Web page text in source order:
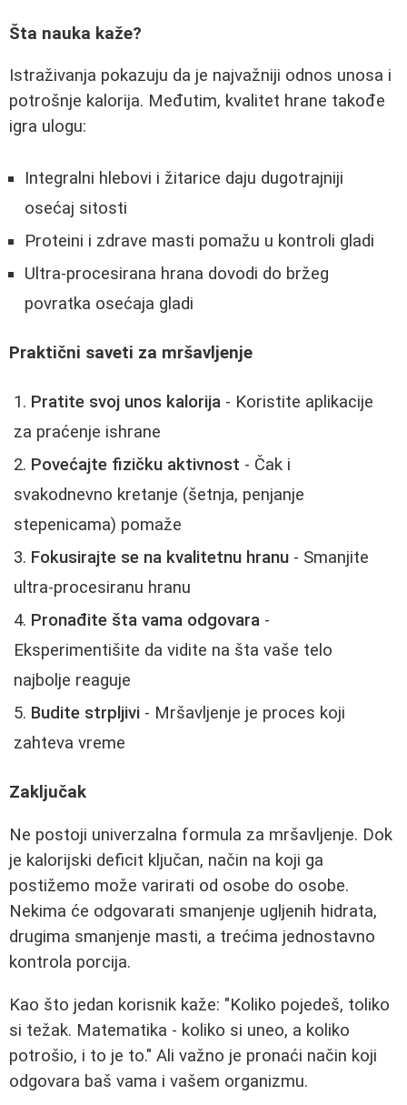
Šta nauka kaže?
Istraživanja pokazuju da je najvažniji odnos unosa i
potrošnje kalorija. Međutim, kvalitet hrane takođe
igra ulogu:
Integralni hlebovi i žitarice daju dugotrajniji
osećaj sitosti
Proteini i zdrave masti pomažu u kontroli gladi
Ultra-procesirana hrana dovodi do bržeg
povratka osećaja gladi
Praktični saveti za mršavljenje
Pratite svoj unos kalorija - Koristite aplikacije
za praćenje ishrane
Povećajte fizičku aktivnost - Čak i
svakodnevno kretanje (šetnja, penjanje
stepenicama) pomaže
Fokusirajte se na kvalitetnu hranu - Smanjite
ultra-procesiranu hranu
Pronađite šta vama odgovara -
Eksperimentišite da vidite na šta vaše telo
najbolje reaguje
Budite strpljivi - Mršavljenje je proces koji
zahteva vreme
Zaključak
Ne postoji univerzalna formula za mršavljenje. Dok
je kalorijski deficit ključan, način na koji ga
postižemo može varirati od osobe do osobe.
Nekima će odgovarati smanjenje ugljenih hidrata,
drugima smanjenje masti, a trećima jednostavno
kontrola porcija.
Kao što jedan korisnik kaže: "Koliko pojedeš, toliko
si težak. Matematika - koliko si uneo, a koliko
potrošio, i to je to." Ali važno je pronaći način koji
odgovara baš vama i vašem organizmu.